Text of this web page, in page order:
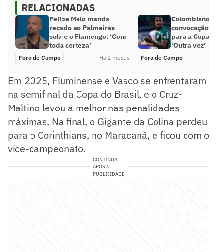
RELACIONADAS
Felipe Melo manda
recado ao Palmeiras
sobre o Flamengo: ‘Com
toda certeza’
Fora de Campo Há 2 meses
Colombianos
convocação
para a Copa
‘Outra vez’
Fora de Campo
Em 2025, Fluminense e Vasco se enfrentaram
na semifinal da Copa do Brasil, e o Cruz-
Maltino levou a melhor nas penalidades
máximas. Na final, o Gigante da Colina perdeu
para o Corinthians, no Maracanã, e ficou com o
vice-campeonato.
CONTINUA
APÓS A
PUBLICIDADE